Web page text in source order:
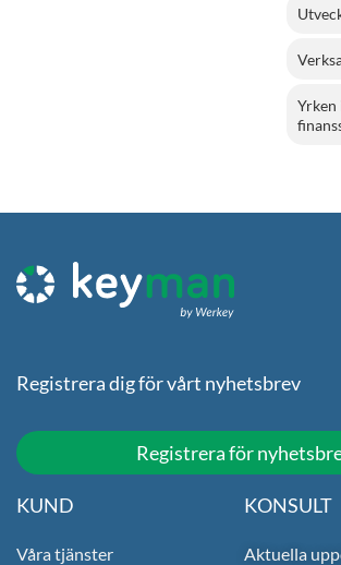
Yrken
Registrera dig för vårt nyhetsbrev
Registrera för
KUND
Våra tjänster
KONSULT
Aktuella